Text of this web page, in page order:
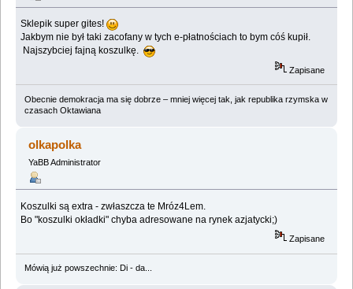
Sklepik super gites!
Jakbym nie był taki zacofany w tych e-płatnościach to bym cóś kupił.
Najszybciej fajną koszulkę.
Zapisane
Obecnie demokracja ma się dobrze – mniej więcej tak, jak republika rzymska w
czasach Oktawiana
olkapolka
YaBB Administrator
Koszulki są extra - zwłaszcza te Mróz4Lem.
Bo "koszulki okładki" chyba adresowane na rynek azjatycki;)
Zapisane
Mówią już powszechnie: Di - da...